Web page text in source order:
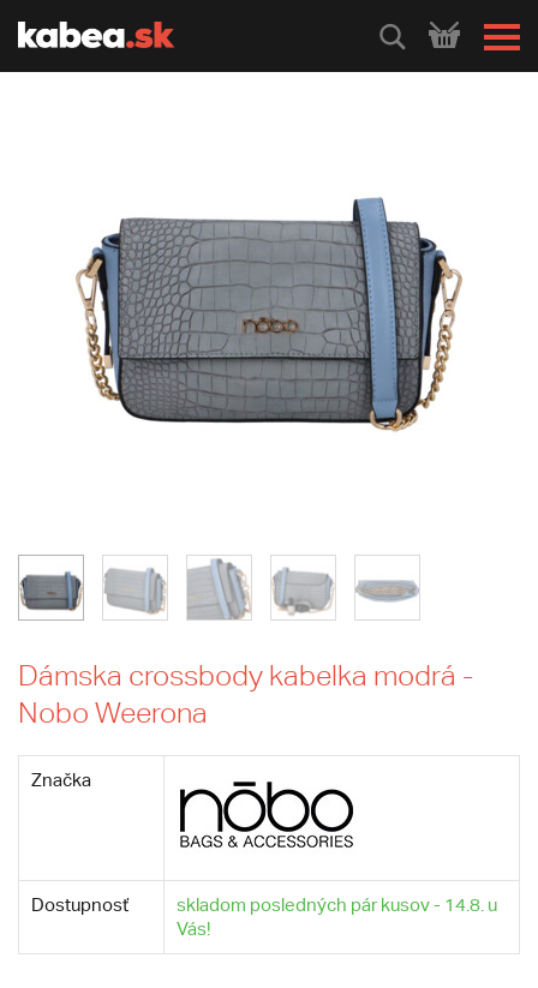
HLEDEJ
Dámska crossbody kabelka modrá -
Nobo Weerona
Značka
Dostupnosť
skladom posledných pár kusov - 14.8. u
Vás!